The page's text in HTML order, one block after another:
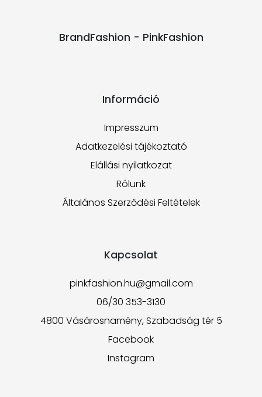
BrandFashion - PinkFashion
Információ
Impresszum
Adatkezelési tájékoztató
Elállási nyilatkozat
Rólunk
Általános Szerződési Feltételek
Kapcsolat
pinkfashion.hu@gmail.com
06/30 353-3130
4800 Vásárosnamény, Szabadság tér 5
Facebook
Instagram